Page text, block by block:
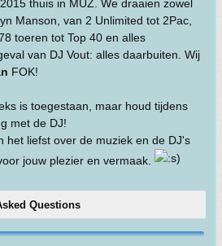
thuis in MUZ. We draaien zowel
Manson, van 2 Unlimited tot 2Pac,
toeren tot Top 40 en alles
van DJ Vout: alles daarbuiten. Wij
FOK!
is toegestaan, maar houd tijdens
met de DJ!
het liefst over de muziek en de DJ's
jouw plezier en vermaak.
Questions